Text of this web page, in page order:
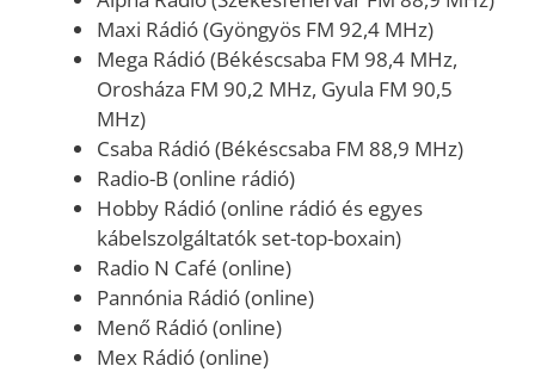
Maxi Rádió (Gyöngyös FM 92,4 MHz)
Mega Rádió (Békéscsaba FM 98,4 MHz,
Orosháza FM 90,2 MHz, Gyula FM 90,5
MHz)
Csaba Rádió (Békéscsaba FM 88,9 MHz)
Radio-B (online rádió)
Hobby Rádió (online rádió és egyes
kábelszolgáltatók set-top-boxain)
Radio N Café (online)
Pannónia Rádió (online)
Menő Rádió (online)
Mex Rádió (online)